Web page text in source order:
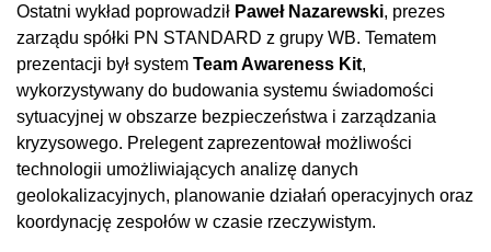
Ostatni wykład poprowadził Paweł Nazarewski, prezes
zarządu spółki PN STANDARD z grupy WB. Tematem
prezentacji był system Team Awareness Kit,
wykorzystywany do budowania systemu świadomości
sytuacyjnej w obszarze bezpieczeństwa i zarządzania
kryzysowego. Prelegent zaprezentował możliwości
technologii umożliwiających analizę danych
geolokalizacyjnych, planowanie działań operacyjnych oraz
koordynację zespołów w czasie rzeczywistym.